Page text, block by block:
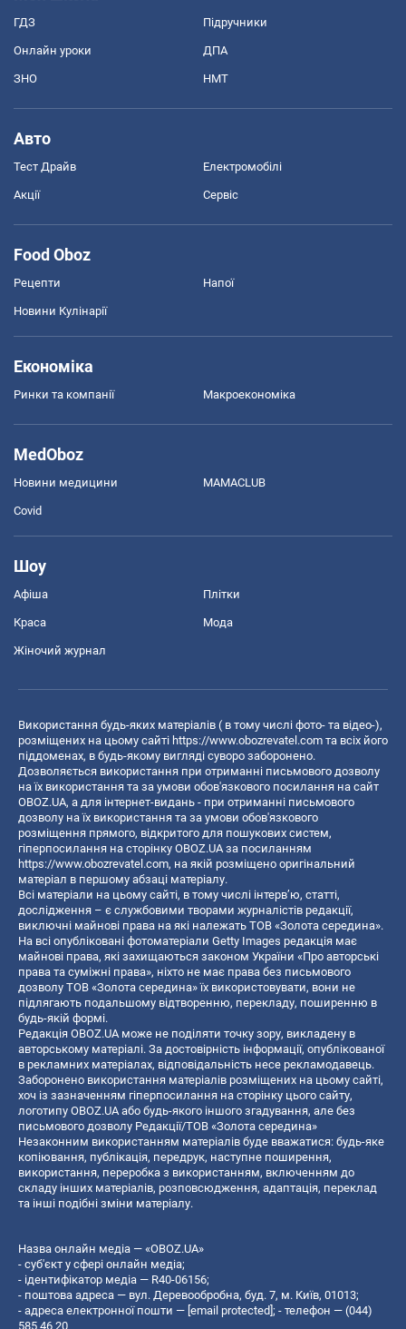
ГДЗ Підручники
Онлайн уроки ДПА
ЗНО НМТ
Авто
Тест Драйв Електромобілі
Акції Сервіс
Food Oboz
Рецепти Напої
Новини Кулінарії
Економіка
Ринки та компанії Макроекономіка
MedOboz
Новини медицини MAMACLUB
Covid
Шоу
Афіша Плітки
Краса Мода
Жіночий журнал
Використання будь-яких матеріалів ( в тому числі фото- та відео-),
розміщених на цьому сайті https://www.obozrevatel.com та всіх його
піддоменах, в будь-якому вигляді суворо заборонено.
Дозволяється використання при отриманні письмового дозволу
на їх використання та за умови обов'язкового посилання на сайт
OBOZ.UA, а для інтернет-видань - при отриманні письмового
дозволу на їх використання та за умови обов'язкового
розміщення прямого, відкритого для пошукових систем,
гіперпосилання на сторінку OBOZ.UA за посиланням
https://www.obozrevatel.com, на якій розміщено оригінальний
матеріал в першому абзаці матеріалу.
Всі матеріали на цьому сайті, в тому числі інтерв’ю, статті,
дослідження – є службовими творами журналістів редакції,
виключні майнові права на які належать ТОВ «Золота середина».
На всі опубліковані фотоматеріали Getty Images редакція має
майнові права, які захищаються законом України «Про авторські
права та суміжні права», ніхто не має права без письмового
дозволу ТОВ «Золота середина» їх використовувати, вони не
підлягають подальшому відтворенню, перекладу, поширенню в
будь-якій формі.
Редакція OBOZ.UA може не поділяти точку зору, викладену в
авторському матеріалі. За достовірність інформації, опублікованої
в рекламних матеріалах, відповідальність несе рекламодавець.
Заборонено використання матеріалів розміщених на цьому сайті,
хоч із зазначенням гіперпосилання на сторінку цього сайту,
логотипу OBOZ.UA або будь-якого іншого згадування, але без
письмового дозволу Редакції/ТОВ «Золота середина»
Незаконним використанням матеріалів буде вважатися: будь-яке
копiювання, публiкацiя, передрук, наступне поширення,
використання, переробка з використанням, включенням до
складу інших матеріалів, розповсюдження, адаптація, переклад
та інші подібні зміни матеріалу.
Назва онлайн медіа — «OBOZ.UA»
- суб'єкт у сфері онлайн медіа;
- ідентифікатор медіа — R40-06156;
- поштова адреса — вул. Деревообробна, буд. 7, м. Київ, 01013;
- адреса електронної пошти — [email protected]; - телефон — (044)
585 46 20